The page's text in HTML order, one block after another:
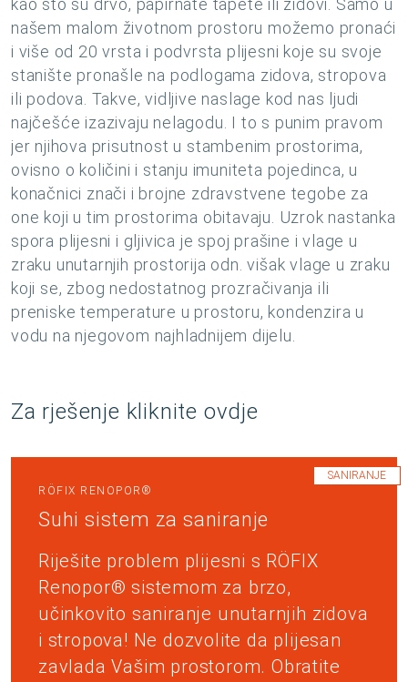
kao što su drvo, papirnate tapete ili zidovi. Samo u
našem malom životnom prostoru možemo pronaći
i više od 20 vrsta i podvrsta plijesni koje su svoje
stanište pronašle na podlogama zidova, stropova
ili podova. Takve, vidljive naslage kod nas ljudi
najčešće izazivaju nelagodu. I to s punim pravom
jer njihova prisutnost u stambenim prostorima,
ovisno o količini i stanju imuniteta pojedinca, u
konačnici znači i brojne zdravstvene tegobe za
one koji u tim prostorima obitavaju. Uzrok nastanka
spora plijesni i gljivica je spoj prašine i vlage u
zraku unutarnjih prostorija odn. višak vlage u zraku
koji se, zbog nedostatnog prozračivanja ili
preniske temperature u prostoru, kondenzira u
vodu na njegovom najhladnijem dijelu.
Za rješenje kliknite ovdje
SANIRANJE
RÖFIX RENOPOR®
Suhi sistem za saniranje
Riješite problem plijesni s RÖFIX
Renopor® sistemom za brzo,
učinkovito saniranje unutarnjih zidova
i stropova! Ne dozvolite da plijesan
zavlada Vašim prostorom. Obratite